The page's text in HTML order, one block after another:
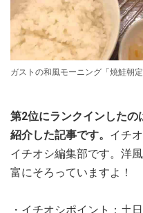
ガストの和風モーニング「焼鮭朝定
第2位にランクインしたの
紹介した記事です。 イチ
イチオシ編集部です。洋
富にそろっていますよ！
・イチオシポイント：土